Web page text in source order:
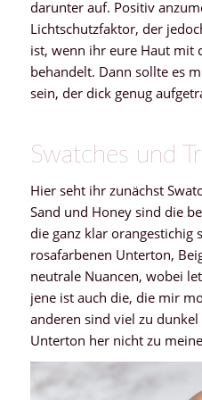
darunter auf. Positiv
Lichtschutzfaktor, der
ist, wenn ihr eure Haut mit
behandelt. Dann sollte es
sein, der dick genug
Swatches und
Hier seht ihr zunächst
Sand und Honey sind die
die ganz klar orangestichig
rosafarbenen Unterton,
neutrale Nuancen, wobei
jene ist auch die, die mir
anderen sind viel zu
Unterton her nicht zu